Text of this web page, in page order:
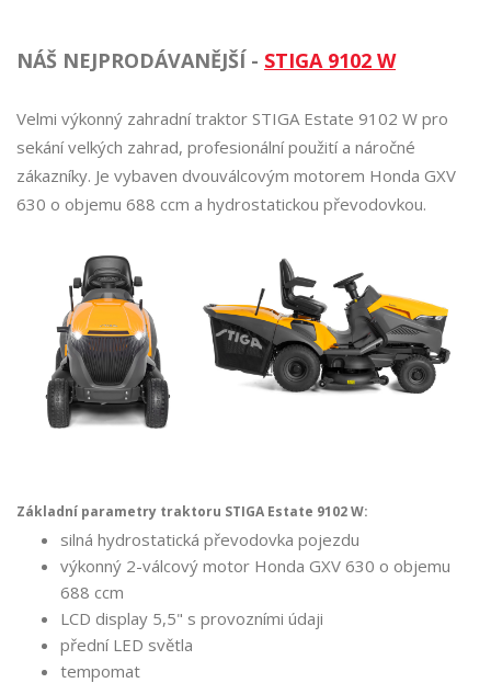
NÁŠ NEJPRODÁVANĚJŠÍ - STIGA 9102 W
Velmi výkonný zahradní traktor STIGA Estate 9102 W pro
sekání velkých zahrad, profesionální použití a náročné
zákazníky. Je vybaven dvouválcovým motorem Honda GXV
630 o objemu 688 ccm a hydrostatickou převodovkou.
Základní parametry traktoru STIGA Estate 9102 W:
silná hydrostatická převodovka pojezdu
výkonný 2-válcový motor Honda GXV 630 o objemu
688 ccm
LCD display 5,5" s provozními údaji
přední LED světla
tempomat